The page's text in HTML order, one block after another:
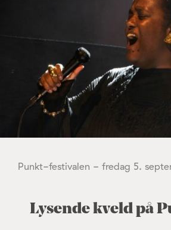
Punkt-festivalen - fredag 5.
Lysende kveld på